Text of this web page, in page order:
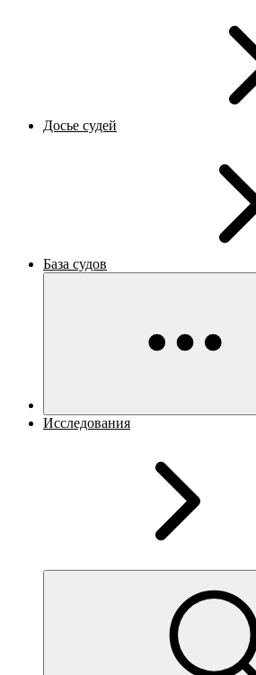
Досье судей
База судов
Исследования